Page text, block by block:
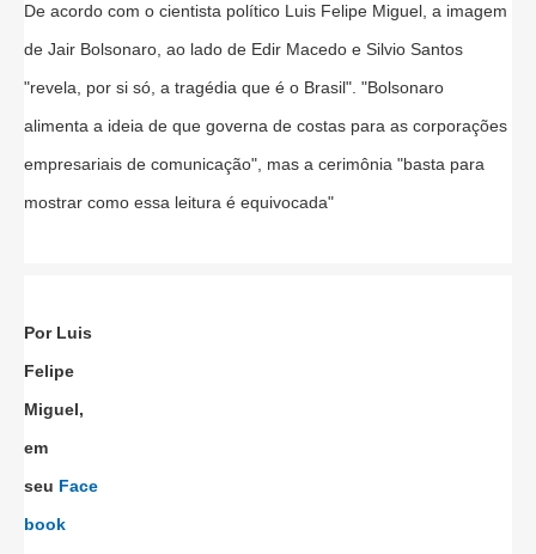
De acordo com o cientista político Luis Felipe Miguel, a imagem
de Jair Bolsonaro, ao lado de Edir Macedo e Silvio Santos
"revela, por si só, a tragédia que é o Brasil". "Bolsonaro
alimenta a ideia de que governa de costas para as corporações
empresariais de comunicação", mas a cerimônia "basta para
mostrar como essa leitura é equivocada"
Por Luis
Felipe
Miguel,
em
seu Face
book